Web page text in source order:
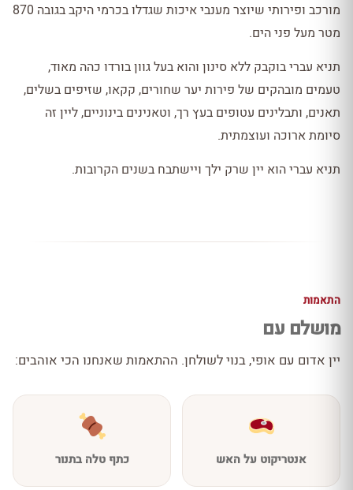
מורכב ופירותי שיוצר מענבי איכות שגדלו בכרמי היקב בגובה 870
מטר מעל פני הים.
תניא עברי בוקבק ללא סינון והוא בעל גוון בורדו כהה מאוד,
טעמים מובהקים של פירות יער שחורים, קקאו, שזיפים בשלים,
תאנים, ותבלינים עטופים בעץ רך, וטאנינים בינוניים, ליין זה
סיומת ארוכה ועוצמתית.
תניא עברי הוא יין שרק ילך ויישתבח בשנים הקרובות.
התאמות
מושלם עם
יין אדום עם אופי, בנוי לשולחן. ההתאמות שאנחנו הכי אוהבים:
אנטריקוט על האש כתף טלה בתנור